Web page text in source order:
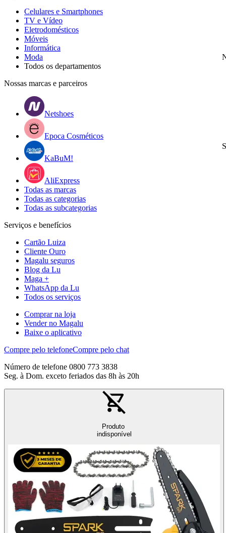
Celulares e Smartphones
TV e Vídeo
Eletrodomésticos
Móveis
Informática
Moda
Todos os departamentos
Nossas marcas e parceiros
Netshoes
Epoca Cosméticos
KaBuM!
AliExpress
Todas as marcas
Todas as categorias
Todas as subcategorias
Serviços e benefícios
Cartão Luiza
Cliente Ouro
Magalu seguros
Blog da Lu
Maga +
WhatsApp da Lu
Todos os serviços
Comprar na loja
Vender no Magalu
Baixe o aplicativo
Compre pelo telefoneCompre pelo chat
Número de telefone 0800 773 3838
Seg. à Dom. exceto feriados das 8h às 20h
Produto
indisponível